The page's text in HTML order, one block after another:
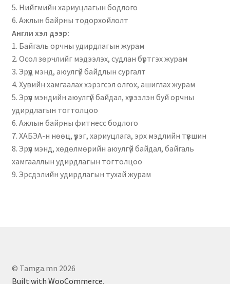
5. Нийгмийн хариуцлагын бодлого
6. Ажлын байрны тодорхойлолт
Англи хэл дээр:
1. Байгаль орчны удирдлагын журам
2. Осол зөрчлийг мэдээлэх, судлан бүртгэх журам
3. Эрүүд мэнд, аюулгүй байдлын сургалт
4. Хувийн хамгаалах хэрэгсэл олгох, ашиглах журам
5. Эрүүл мэндийн аюулгүй байдал, хүрээлэн буй орчны
удирдлагын тогтолцоо
6. Ажлын байрны фитнесс бодлого
7. ХАБЭА-н нөөц, үүрэг, хариуцлага, эрх мэдлийн түвшин
8. Эрүүл мэнд, хөдөлмөрийн аюулгүй байдал, байгаль
хамгааллын удирдлагын тогтолцоо
9. Эрсдэлийн удирдлагын тухай журам
© Tamga.mn 2026
Built with WooCommerce.